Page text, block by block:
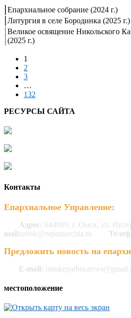
Епархиальное собрание (2024 г.)
Литургия в селе Бородинка (2025 г.)
Великое освящение Никольского
(2025 г.)
1
2
3
…
132
РЕСУРСЫ САЙТА
Контакты
Епархиальное Управление:
Адрес: 644099, г. Омск, ул.
mail:omsk@mpatriarchia.ru
Предложить новость на
E-mail:
местоположение